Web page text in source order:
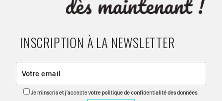
INSCRIPTION À LA NEWSLETTER
Je m'inscris et j'accepte votre politique de confidentialité des données.